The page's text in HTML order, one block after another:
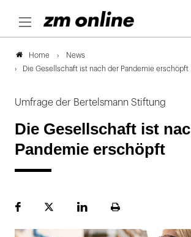
Home
News
Die Gesellschaft ist nach der Pandemie erschöpft
Umfrage der Bertelsmann Stiftung
Die Gesellschaft ist
Pandemie erschöpft
FacebookPlattformLinekdInSeite